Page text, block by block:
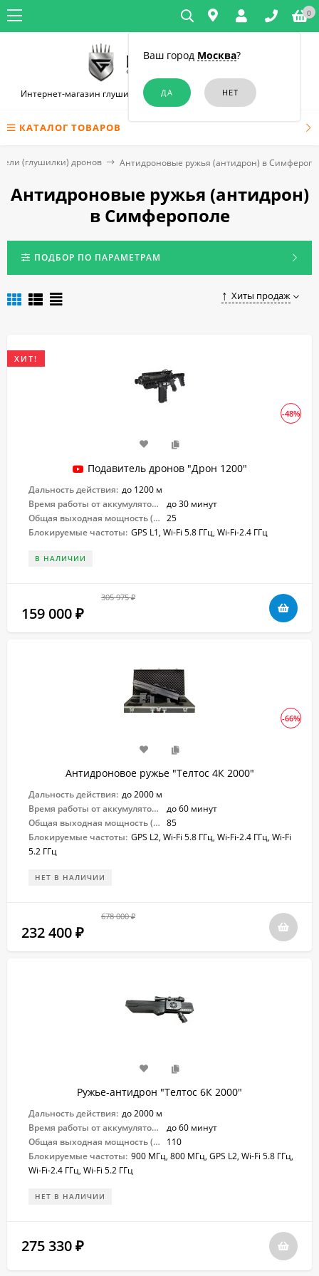
Ваш город Москва?
0
Интернет-магазин глушилок связи и диктофонов в Симферополе
КАТАЛОГ ТОВАРОВ
(глушилки) дронов Антидроновые ружья (антидрон) в
Антидроновые ружья (антидрон)
в Симферополе
ПОДБОР ПО ПАРАМЕТРАМ
Хиты продаж
-48%
ХИТ!
Подавитель дронов "Дрон 1200"
Дальность действия: до 1200 м
Время работы от аккумулятора:
до 30 минут
Общая выходная мощность (Вт): 25
Блокируемые частоты: GPS L1, Wi-Fi 5.8 ГГц, Wi-Fi-2.4 ГГц
В НАЛИЧИИ
305 975₽
159 000 ₽
-66%
Антидроновое ружье "Телтос 4К 2000"
Дальность действия: до 2000 м
Время работы от аккумулятора:
до 60 минут
Общая выходная мощность (Вт): 85
Блокируемые частоты: GPS L2, Wi-Fi 5.8 ГГц, Wi-Fi-2.4 ГГц, Wi-Fi
5.2 ГГц
НЕТ В НАЛИЧИИ
678 000₽
232 400 ₽
Ружье-антидрон "Телтос 6К 2000"
Дальность действия: до 2000 м
Время работы от аккумулятора:
до 60 минут
Общая выходная мощность (Вт):
110
Блокируемые частоты: 900 МГц, 800 МГц, GPS L2, Wi-Fi 5.8 ГГц,
Wi-Fi-2.4 ГГц, Wi-Fi 5.2 ГГц
НЕТ В НАЛИЧИИ
275 330 ₽